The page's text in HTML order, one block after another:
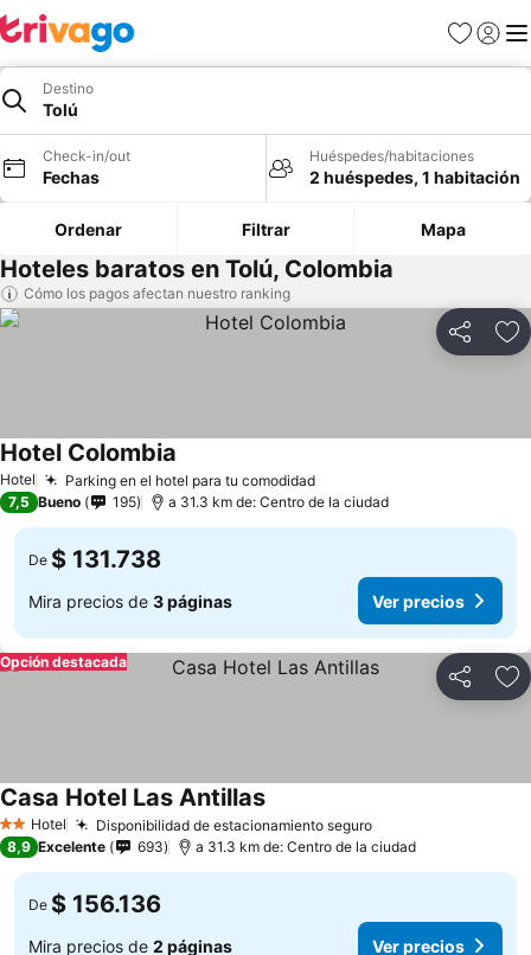
Favoritos
Iniciar
Destino
Tolú
Check-in/out
Fechas
Huéspedes/habitaciones
2 huéspedes, 1 habitación
Ordenar Filtrar Mapa
Hoteles baratos en Tolú, Colombia
Cómo los pagos afectan nuestro ranking
Compartir
Hotel Parking en el hotel para tu comodidad
Hotel Colombia
7,5 Bueno 195 a 31.3 km de: Centro de la ciudad
De $ 131.738
Mira precios de 3 páginas Ver precios
Compartir
Opción destacada
2 Estrellas
Hotel Disponibilidad de estacionamiento seguro
Casa Hotel Las Antillas
8,9 Excelente 693 a 31.3 km de: Centro de la ciudad
De $ 156.136
Mira precios de 2 páginas Ver precios